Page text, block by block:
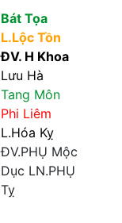
Bát Tọa
L.Lộc Tồn
ĐV. H Khoa
Lưu Hà
Tang Môn
Phi Liêm
L.Hóa Kỵ
ĐV.PHỤ Mộc
Dục LN.PHỤ
Tỵ